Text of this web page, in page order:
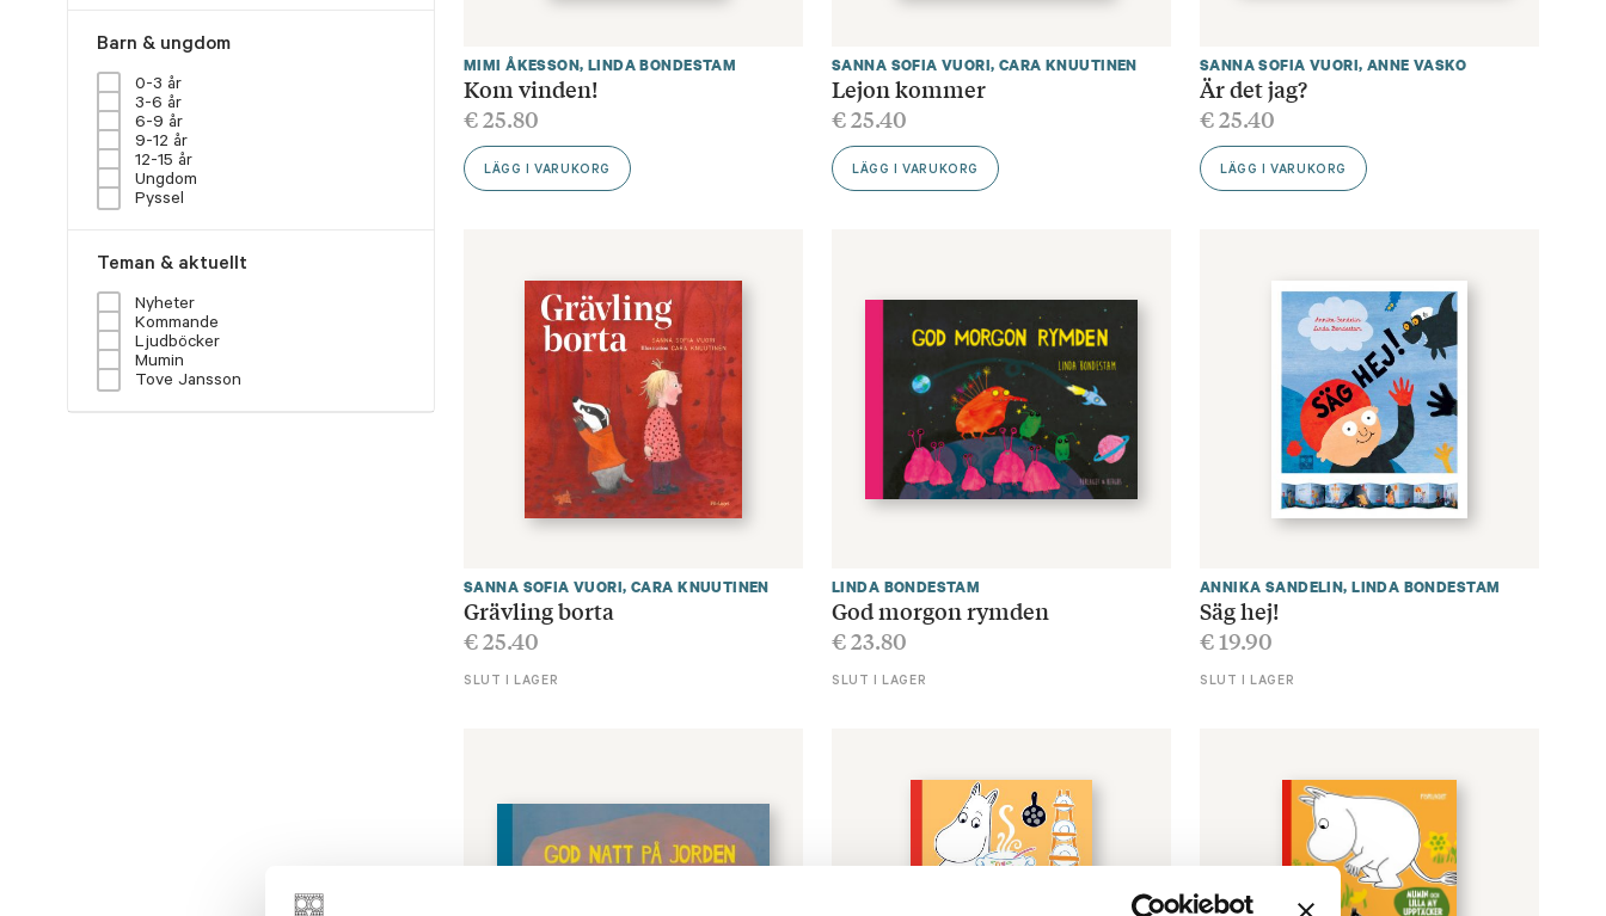
Barn & ungdom
0-3 år
3-6 år
6-9 år
9-12 år
12-15 år
Ungdom
Pyssel
Teman & aktuellt
Nyheter
Kommande
Ljudböcker
Mumin
Tove Jansson
MIMI ÅKESSON, LINDA BONDESTAM
Kom vinden!
€25.80
LÄGG I VARUKORG
SANNA SOFIA VUORI, CARA KNUUTINEN
Lejon kommer
€25.40
LÄGG I VARUKORG
SANNA SOFIA VUORI, ANNE VASKO
Är det jag?
€25.40
LÄGG I VARUKORG
SANNA SOFIA VUORI, CARA KNUUTINEN
Grävling borta
€25.40
SLUT I LAGER
LINDA BONDESTAM
God morgon rymden
€23.80
SLUT I LAGER
ANNIKA SANDELIN,LINDA BONDESTAM
Säg hej!
€19.90
SLUT I LAGER